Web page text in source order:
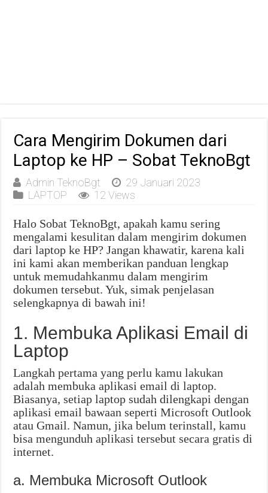
Cara Mengirim Dokumen dari
Laptop ke HP – Sobat TeknoBgt
Admin TeknoBgt
29 Januari 2023
LAPTOP
12 Views
Halo Sobat TeknoBgt, apakah kamu sering
mengalami kesulitan dalam mengirim dokumen
dari laptop ke HP? Jangan khawatir, karena kali
ini kami akan memberikan panduan lengkap
untuk memudahkanmu dalam mengirim
dokumen tersebut. Yuk, simak penjelasan
selengkapnya di bawah ini!
1. Membuka Aplikasi Email di
Laptop
Langkah pertama yang perlu kamu lakukan
adalah membuka aplikasi email di laptop.
Biasanya, setiap laptop sudah dilengkapi dengan
aplikasi email bawaan seperti Microsoft Outlook
atau Gmail. Namun, jika belum terinstall, kamu
bisa mengunduh aplikasi tersebut secara gratis di
internet.
a. Membuka Microsoft Outlook